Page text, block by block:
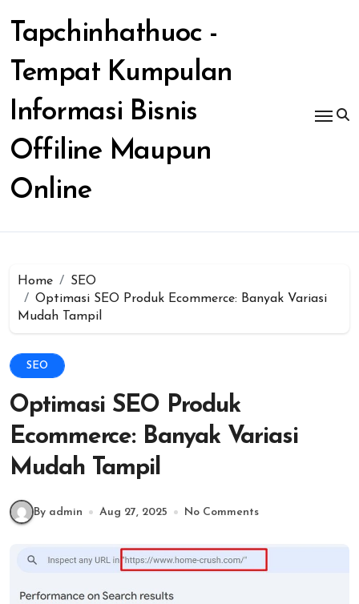
to
content
Tapchinhathuoc -
Tempat Kumpulan
Informasi Bisnis
Offiline Maupun
Online
Home
SEO
Optimasi SEO Produk Ecommerce: Banyak Variasi
Mudah Tampil
SEO
Optimasi SEO Produk
Ecommerce: Banyak Variasi
Mudah Tampil
By admin Aug 27, 2025 No Comments